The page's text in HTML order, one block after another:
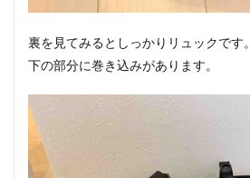
裏を見てみるとしっかりリュックです。
下の部分に巻き込みがあります。